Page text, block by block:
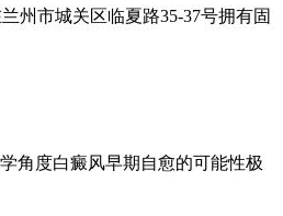
州市城关区临夏路35-37号拥有固
角度白癜风早期自愈的可能性极